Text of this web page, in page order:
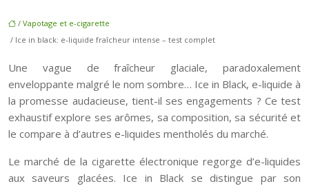
/ Vapotage et e-cigarette
/ Ice in black: e-liquide fraîcheur intense – test complet
Une vague de fraîcheur glaciale, paradoxalement
enveloppante malgré le nom sombre… Ice in Black, e-liquide à
la promesse audacieuse, tient-il ses engagements ? Ce test
exhaustif explore ses arômes, sa composition, sa sécurité et
le compare à d’autres e-liquides mentholés du marché.
Le marché de la cigarette électronique regorge d’e-liquides
aux saveurs glacées. Ice in Black se distingue par son